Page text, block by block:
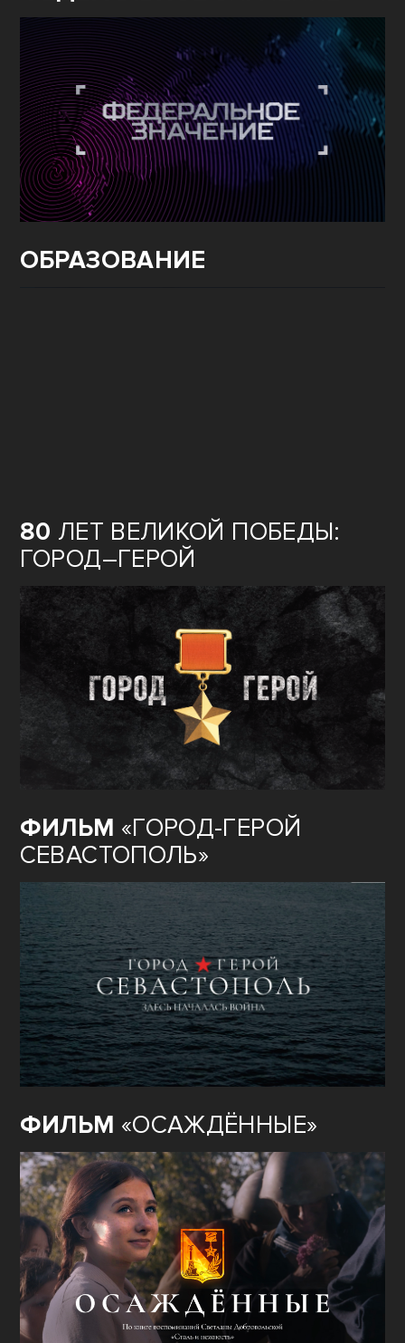
ОБРАЗОВАНИЕ
80 ЛЕТ ВЕЛИКОЙ ПОБЕДЫ:
ГОРОД–ГЕРОЙ
ФИЛЬМ «ГОРОД-ГЕРОЙ
СЕВАСТОПОЛЬ»
ФИЛЬМ «ОСАЖДЁННЫЕ»